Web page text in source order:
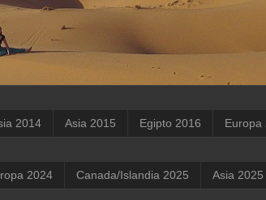
2014 Asia 2015 Egipto 2016 Europa
2024 Canada/Islandia 2025 Asia 2025